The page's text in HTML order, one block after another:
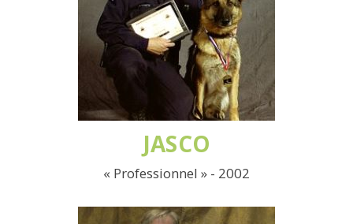
JASCO
« Professionnel » - 2002